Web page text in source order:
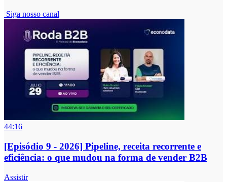
Siga nosso canal
44:16
[Episódio 9 - 2026] Pipeline, receita recorrente e
eficiência: o que mudou na forma de vender B2B
Assistir